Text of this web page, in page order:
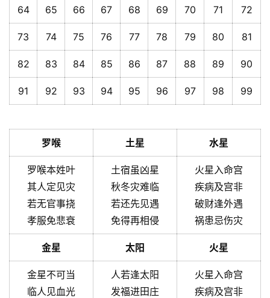
64 65 66 67 68 69 70 71 72
73 74 75 76 77 78 79 80 81
82 83 84 85 86 87 88 89 90
91 92 93 94 95 96 97 98 99
罗喉 土星 水星
罗喉本姓叶
其人定见灾
若无官事挠
孝服免悲衰
土宿虽凶星
秋冬灾难临
若还先见遇
免得再相侵
火星入命宫
疾病及宫非
破财逢外遇
祸患忌伤灾
金星 太阳 火星
金星不可当
临人见血光
人若逢太阳
发福进田庄
火星入命宫
疾病及宫非